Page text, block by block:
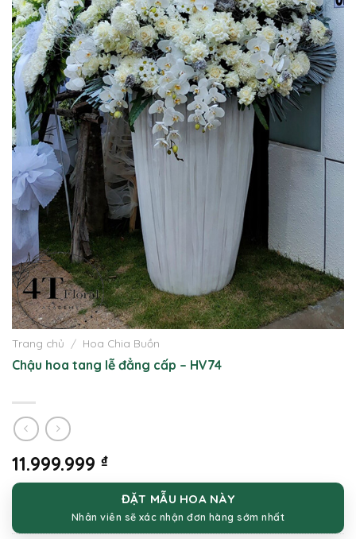
Trang chủ / Hoa Chia Buồn
Chậu hoa tang lễ đẳng cấp – HV74
11.999.999 ₫
ĐẶT MẪU HOA NÀY
Nhân viên sẽ xác nhận đơn hàng sớm nhất